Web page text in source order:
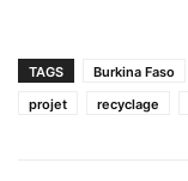
TAGS Burkina Faso
projet
recyclage